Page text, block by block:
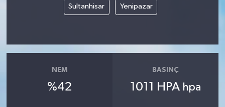
Sultanhisar Yenipazar
NEM
%42
BASINÇ
1011 HPA hpa